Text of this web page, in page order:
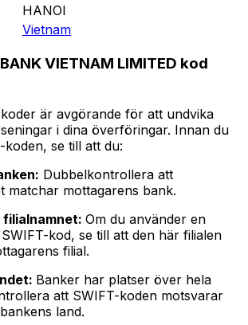
HANOI
Vietnam
VIETNAM LIMITED kod
är avgörande för att undvika
i dina överföringar. Innan du
se till att du:
Dubbelkontrollera att
matchar mottagarens bank.
Om du använder en
kod, se till att den här filialen
filial.
Banker har platser över hela
att SWIFT-koden motsvarar
land.